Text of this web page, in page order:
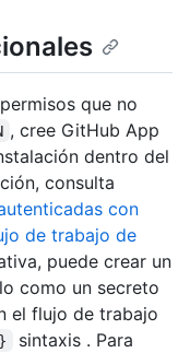
que no
, cree GitHub App
dentro del
consulta
con
de trabajo de
puede crear un
como un secreto
el flujo de trabajo
sintaxis . Para